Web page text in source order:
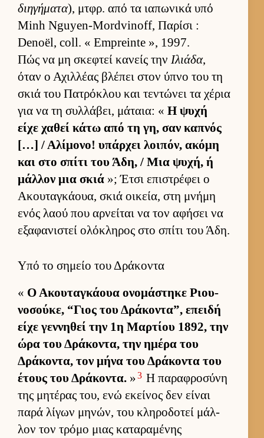
διηγήματα), μτ­φρ. από τα ια­πωνικά υπό
Minh Nguyen-Mordvinoff, Παρίσι :
Denoël, coll. « Empreinte », 1997.
Πώς να μη σκεφτεί κανείς την Ιλιάδα,
όταν ο Αχιλ­λέας βλέπει στον ύπνο του τη
σκιά του Πατρόκλου και τεντώνει τα χέρια
για να τη συλ­λάβει, μάταια: « Η ψυχή
είχε χαθεί κάτω από τη γη, σαν καπνός
[…] / Αλίμονο! υπάρ­χει λοι­πόν, ακόμη
και στο σπίτι του Άδη, / Μια ψυχή, ή
μάλ­λον μια σκιά »; Έτσι επιστρέφει ο
Ακου­ταγκάουα, σκιά οι­κεία, στη μνήμη
ενός λαού που αρ­νεί­ται να τον αφήσει να
εξαφανιστεί ολόκληρος στο σπίτι του Άδη.
Υπό το σημείο του Δράκοντα
« Ο Ακου­ταγκάουα ονομάστηκε Ριου­
νοσού­κε, “Γιος του Δράκοντα”, επειδή
είχε γεν­νηθεί την 1η Μαρ­τίου 1892, την
ώρα του Δράκοντα, την ημέρα του
Δράκοντα, τον μήνα του Δράκοντα του
έτους του Δράκοντα. »3 Η παραφροσύνη
της μητέρας του, ενώ εκεί­νος δεν εί­ναι
παρά λίγων μηνών, του κληροδοτεί μάλ­
λον τον τρόμο μιας καταραμένης